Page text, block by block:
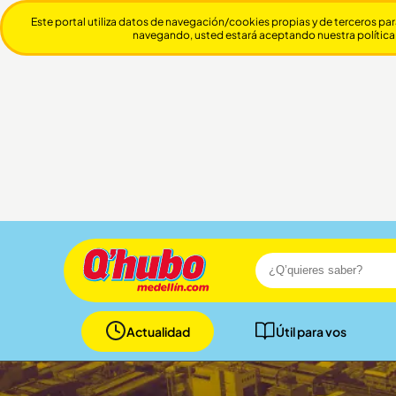
Actualidad Útil para vos
Este portal utiliza datos de navegación/cookies propias y de terceros
navegando, usted estará aceptando nuestra